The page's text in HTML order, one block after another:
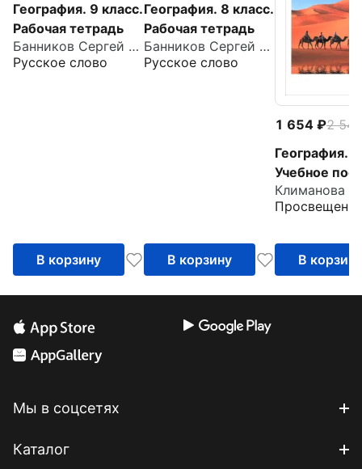
География. 9 класс.
Рабочая тетрадь
Банников Сергей Валерьевич
Русское слово
В корзину
География. 8 класс.
Рабочая тетрадь
Банников Сергей Валерьевич
Русское слово
В корзину
1 654
2 544
География.
Учебное
В корзину
Мы в соцсетях
Каталог